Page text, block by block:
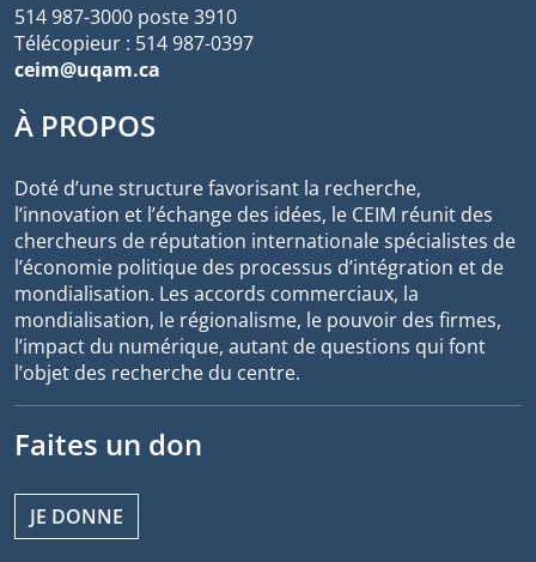
514 987-3000 poste 3910
Télécopieur : 514 987-0397
ceim@uqam.ca
À PROPOS
Doté d’une structure favorisant la recherche,
l’innovation et l’échange des idées, le CEIM réunit des
chercheurs de réputation internationale spécialistes de
l’économie politique des processus d’intégration et de
mondialisation. Les accords commerciaux, la
mondialisation, le régionalisme, le pouvoir des firmes,
l’impact du numérique, autant de questions qui font
l’objet des recherche du centre.
Faites un don
JE DONNE